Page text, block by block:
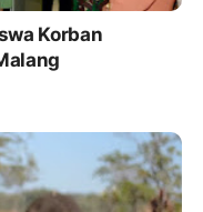
Korban